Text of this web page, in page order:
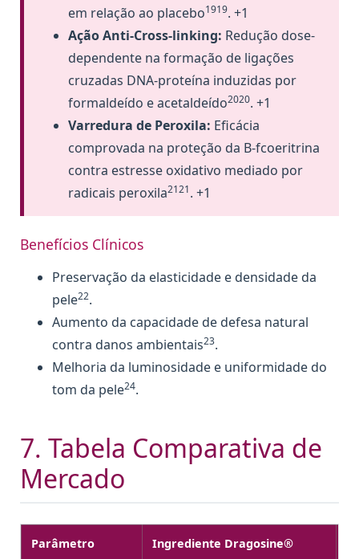
em relação ao placebo1919. +1
Ação Anti-Cross-linking: Redução dose-
dependente na formação de ligações
cruzadas DNA-proteína induzidas por
formaldeído e acetaldeído2020. +1
Varredura de Peroxila: Eficácia
comprovada na proteção da B-fcoeritrina
contra estresse oxidativo mediado por
radicais peroxila2121. +1
Benefícios Clínicos
Preservação da elasticidade e densidade da
pele22.
Aumento da capacidade de defesa natural
contra danos ambientais23.
Melhoria da luminosidade e uniformidade do
tom da pele24.
7. Tabela Comparativa de
Mercado
Parâmetro Ingrediente Dragosine®